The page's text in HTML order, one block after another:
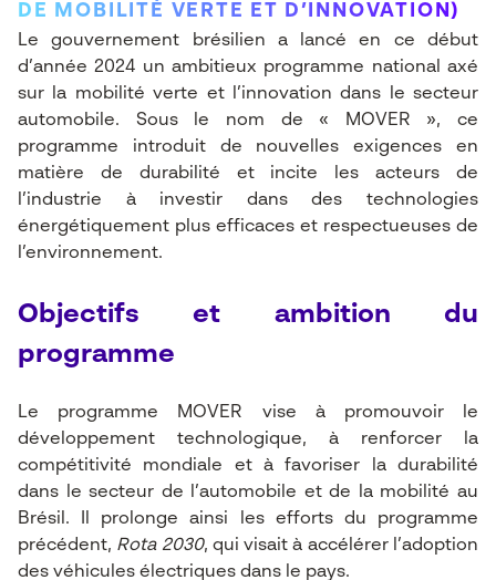
DE MOBILITÉ VERTE ET D’INNOVATION)
Le gouvernement brésilien a lancé en ce début
d’année 2024 un ambitieux programme national axé
sur la mobilité verte et l’innovation dans le secteur
automobile. Sous le nom de « MOVER », ce
programme introduit de nouvelles exigences en
matière de durabilité et incite les acteurs de
l’industrie à investir dans des technologies
énergétiquement plus efficaces et respectueuses de
l’environnement.
Objectifs et ambition du
programme
Le programme MOVER vise à promouvoir le
développement technologique, à renforcer la
compétitivité mondiale et à favoriser la durabilité
dans le secteur de l’automobile et de la mobilité au
Brésil. Il prolonge ainsi les efforts du programme
précédent, Rota 2030, qui visait à accélérer l’adoption
des véhicules électriques dans le pays.